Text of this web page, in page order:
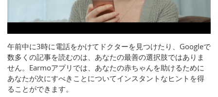
午前中に3時に電話をかけてドクターを見つけたり、Googleで
数多くの記事を読むのは、あなたの最善の選択肢ではありま
せん。Earmoアプリでは、あなたの赤ちゃんを助けるために
あなたが次にすべきことについてインスタントなヒントを得
ることができます。